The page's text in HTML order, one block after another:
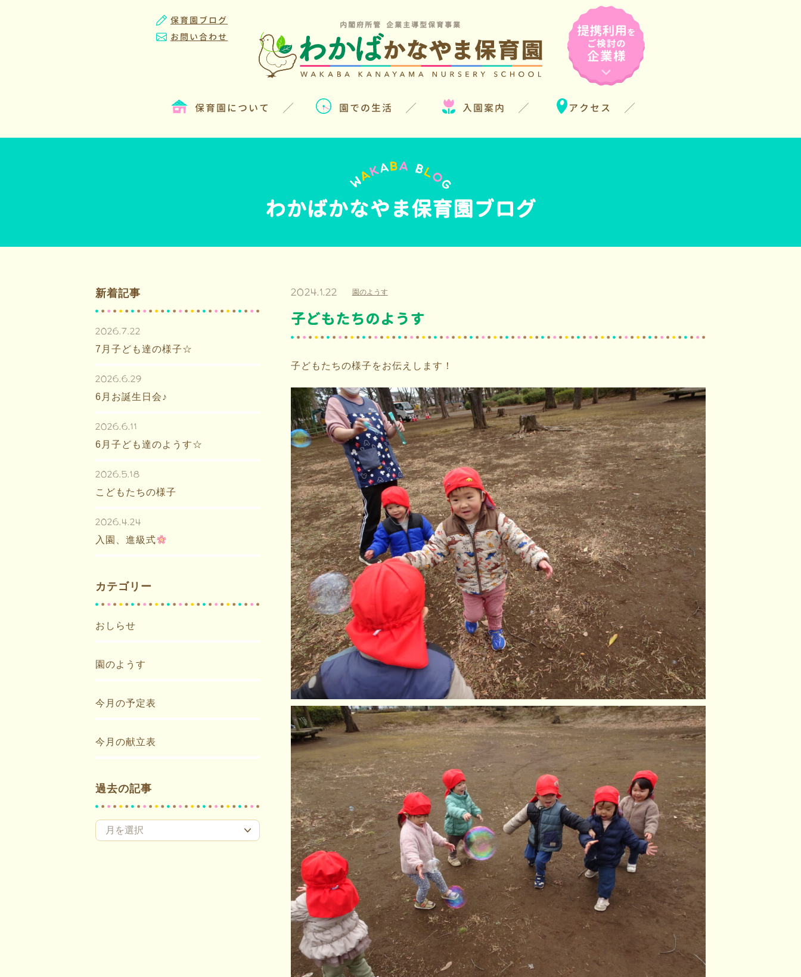
内閣府所管 企業主導型保育事業
保育園について 園での生活 入園案内 アクセス
保育園ブログ
お問い合わせ
わかばかなやま保育園ブログ
新着記事
2026.7.22
7月子ども達の様子☆
2026.6.29
6月お誕生日会♪
2026.6.11
6月子ども達のようす☆
2026.5.18
こどもたちの様子
2026.4.24
入園、進級式
カテゴリー
おしらせ
園のようす
今月の予定表
今月の献立表
過去の記事
2024.1.22 園のようす
子どもたちのようす
子どもたちの様子をお伝えします！